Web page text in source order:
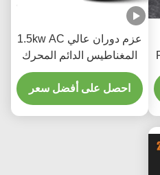
عزم دوران عالي 1.5kw AC
المغناطيس الدائم المحرك
المزامنة سرعة واسعة ضبط
احصل على أفضل سعر